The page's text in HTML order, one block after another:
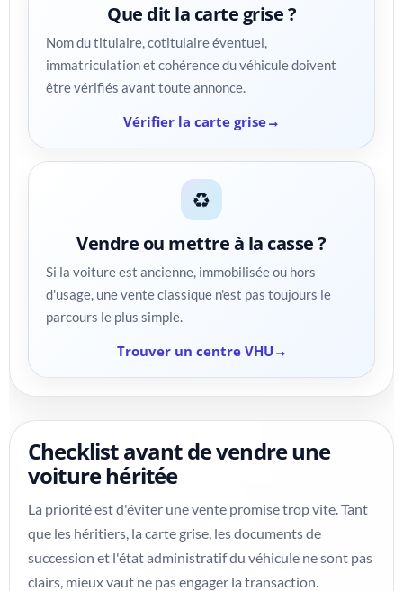
Que dit la carte grise ?
Nom du titulaire, cotitulaire éventuel,
immatriculation et cohérence du véhicule doivent
être vérifiés avant toute annonce.
Vérifier la carte grise
♻️
Vendre ou mettre à la casse ?
Si la voiture est ancienne, immobilisée ou hors
d'usage, une vente classique n'est pas toujours le
parcours le plus simple.
Trouver un centre VHU
Checklist avant de vendre une
voiture héritée
La priorité est d'éviter une vente promise trop vite. Tant
que les héritiers, la carte grise, les documents de
succession et l'état administratif du véhicule ne sont pas
clairs, mieux vaut ne pas engager la transaction.